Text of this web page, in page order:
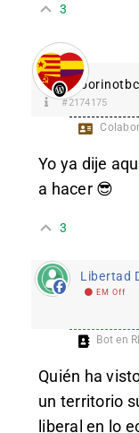
3
#2174175
Yo ya dije
a hacer 😎
3
Libertad
EM Off
Bot en
Quién ha
un territorio
liberal en lo